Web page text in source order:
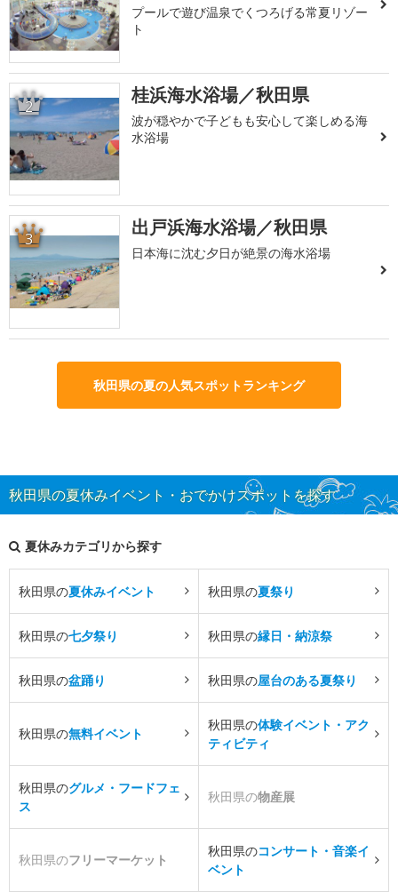
プールで遊び温泉でくつろげる常夏リゾー
ト
2 桂浜海水浴場／秋田県
波が穏やかで子どもも安心して楽しめる海
水浴場
3 出戸浜海水浴場／秋田県
日本海に沈む夕日が絶景の海水浴場
秋田県の夏の人気スポットランキング
秋田県の夏休みイベント・おでかけスポットを探す
夏休みカテゴリから探す
秋田県の夏休みイベント 秋田県の夏祭り
秋田県の七夕祭り 秋田県の縁日・納涼祭
秋田県の盆踊り 秋田県の屋台のある夏祭り
秋田県の無料イベント
秋田県の体験イベント・アク
ティビティ
秋田県のグルメ・フードフェ
ス
秋田県の物産展
秋田県のフリーマーケット
秋田県のコンサート・音楽イ
ベント